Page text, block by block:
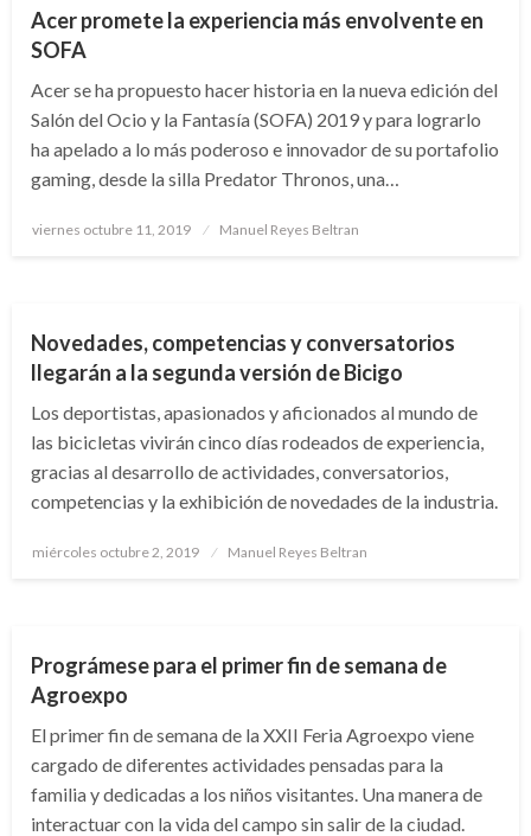
Acer promete la experiencia más envolvente en
SOFA
Acer se ha propuesto hacer historia en la nueva edición del
Salón del Ocio y la Fantasía (SOFA) 2019 y para lograrlo
ha apelado a lo más poderoso e innovador de su portafolio
gaming, desde la silla Predator Thronos, una…
Publicado
viernes octubre 11, 2019 Manuel Reyes Beltran
Novedades, competencias y conversatorios
llegarán a la segunda versión de Bicigo
Los deportistas, apasionados y aficionados al mundo de
las bicicletas vivirán cinco días rodeados de experiencia,
gracias al desarrollo de actividades, conversatorios,
competencias y la exhibición de novedades de la industria.
Publicado
miércoles octubre 2, 2019 Manuel Reyes Beltran
Prográmese para el primer fin de semana de
Agroexpo
El primer fin de semana de la XXII Feria Agroexpo viene
cargado de diferentes actividades pensadas para la
familia y dedicadas a los niños visitantes. Una manera de
interactuar con la vida del campo sin salir de la ciudad.